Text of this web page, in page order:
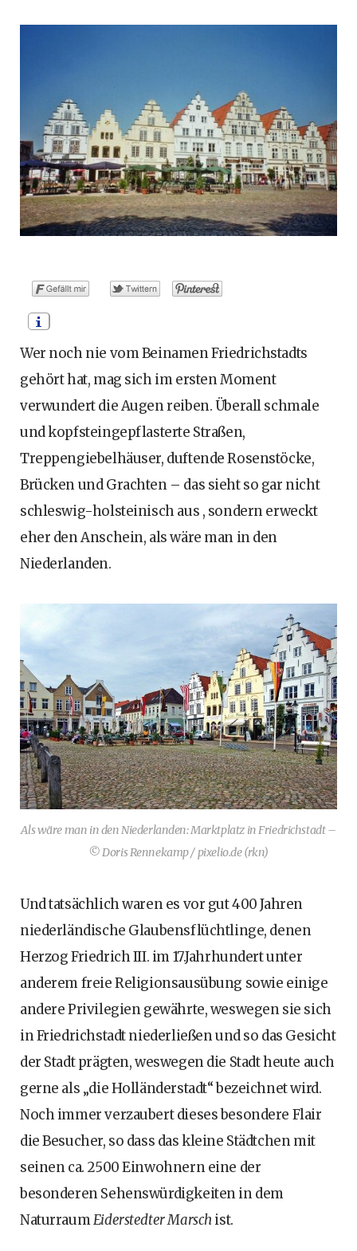
o
k
t
e
r
)
g
m
r
s
t
b
Wer noch nie vom Beinamen Friedrichstadts
gehört hat, mag sich im ersten Moment
verwundert die Augen reiben. Überall schmale
und kopfsteingepflasterte Straßen,
Treppengiebelhäuser, duftende Rosenstöcke,
Brücken und Grachten – das sieht so gar nicht
schleswig-holsteinisch aus , sondern erweckt
eher den Anschein, als wäre man in den
Niederlanden.
Als wäre man in den Niederlanden: Marktplatz in Friedrichstadt –
© Doris Rennekamp / pixelio.de (rkn)
Und tatsächlich waren es vor gut 400 Jahren
niederländische Glaubensflüchtlinge, denen
Herzog Friedrich III. im 17.Jahrhundert unter
anderem freie Religionsausübung sowie einige
andere Privilegien gewährte, weswegen sie sich
in Friedrichstadt niederließen und so das Gesicht
der Stadt prägten, weswegen die Stadt heute auch
gerne als „die Holländerstadt“ bezeichnet wird.
Noch immer verzaubert dieses besondere Flair
die Besucher, so dass das kleine Städtchen mit
seinen ca. 2500 Einwohnern eine der
besonderen Sehenswürdigkeiten in dem
NaturraumEiderstedter Marschist.